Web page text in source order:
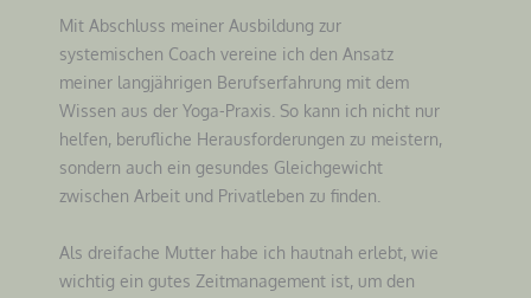
Mit Abschluss meiner Ausbildung zur
systemischen Coach vereine ich den Ansatz
meiner langjährigen Berufserfahrung mit dem
Wissen aus der Yoga-Praxis. So kann ich nicht nur
helfen, berufliche Herausforderungen zu meistern,
sondern auch ein gesundes Gleichgewicht
zwischen Arbeit und Privatleben zu finden.
Als dreifache Mutter habe ich hautnah erlebt, wie
wichtig ein gutes Zeitmanagement ist, um den